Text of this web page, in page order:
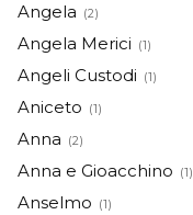
Angela (2)
Angela Merici (1)
Angeli Custodi (1)
Aniceto (1)
Anna (2)
Anna e Gioacchino (1)
Anselmo (1)